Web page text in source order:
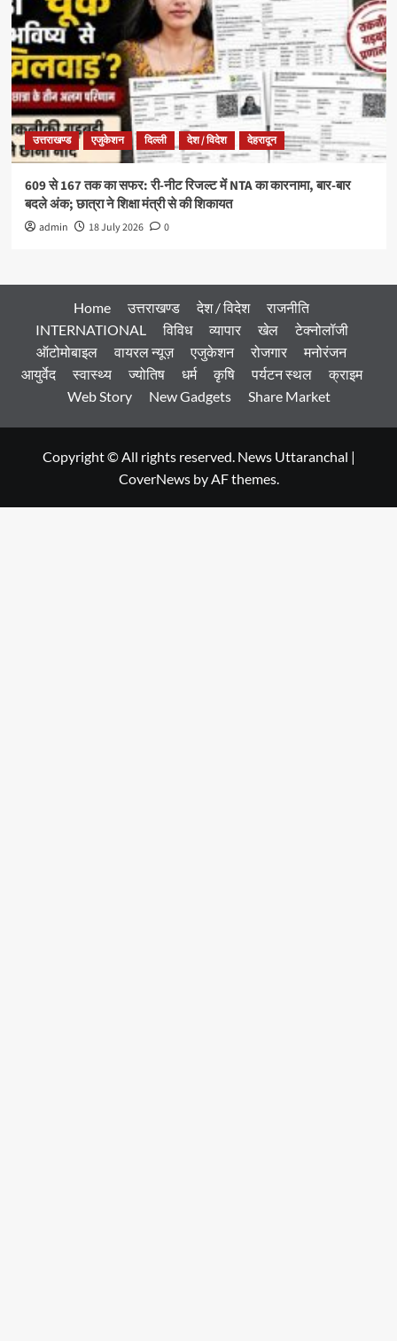
उत्तराखण्ड एजुकेशन दिल्ली देश / विदेश देहरादून
609 से 167 तक का सफर: री-नीट रिजल्ट में NTA का कारनामा, बार-बार
बदले अंक; छात्रा ने शिक्षा मंत्री से की शिकायत
admin 18 July 2026 0
Home उत्तराखण्ड देश / विदेश
राजनीति
INTERNATIONAL
विविध व्यापार खेल
टेक्नोलॉजी
ऑटोमोबाइल
वायरल न्यूज़ एजुकेशन रोजगार
मनोरंजन
आयुर्वेद
स्वास्थ्य ज्योतिष धर्म कृषि पर्यटन स्थल
क्राइम
Web Story
New Gadgets Share Market
Copyright © All rights reserved. News Uttaranchal |
CoverNewsby AF themes.